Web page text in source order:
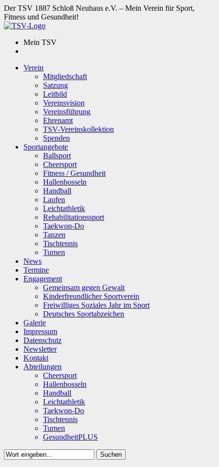
Der TSV 1887 Schloß Neuhaus e.V. – Mein Verein für Sport,
Fitness und Gesundheit!
Mein TSV
Verein
Mitgliedschaft
Satzung
Leitbild
Vereinsvision
Vereinsführung
Ehrenamt
TSV-Vereinskollektion
Spenden
Sportangebote
Ballsport
Cheersport
Fitness / Gesundheit
Hallenbosseln
Handball
Laufen
Leichtathletik
Rehabilitationssport
Taekwon-Do
Tanzen
Tischtennis
Turnen
News
Termine
Engagement
Gemeinsam gegen Gewalt
Kinderfreundlicher Sportverein
Freiwilliges Soziales Jahr im Sport
Deutsches Sportabzeichen
Galerie
Impressum
Datenschutz
Newsletter
Kontakt
Abteilungen
Cheersport
Hallenbosseln
Handball
Leichtathletik
Taekwon-Do
Tischtennis
Turnen
GesundheitPLUS
Suchen